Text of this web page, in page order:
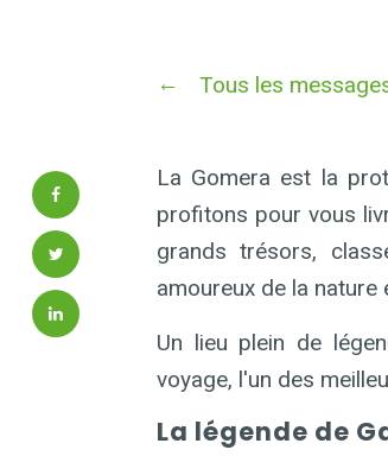
Tous les
La Gomera est la
profitons pour vous
grands trésors,
amoureux de la nature
Un lieu plein de
voyage, l'un des
La légende de